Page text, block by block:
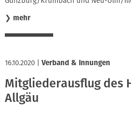
❯ mehr
16.10.2020 Verband & Innungen
Mitgliederausflug des
Allgäu